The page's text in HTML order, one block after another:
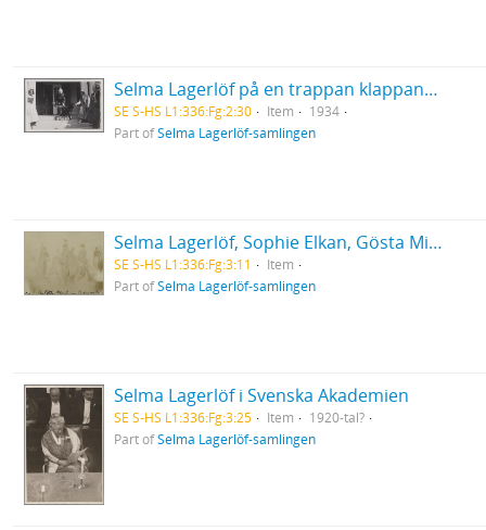
Selma Lagerlöf på en trappan klappandes en hund vid Grebbestads folkhögskola
SE S-HS L1:336:Fg:2:30 Item
1934
Part ofSelma Lagerlöf-samlingen
Selma Lagerlöf, Sophie Elkan, Gösta Mittag-Leffler med flera på kamelritt
SE S-HS L1:336:Fg:3:11
Item
Part ofSelma Lagerlöf-samlingen
Selma Lagerlöf i Svenska Akademien
SE S-HS L1:336:Fg:3:25 Item
1920-tal?
Part ofSelma Lagerlöf-samlingen